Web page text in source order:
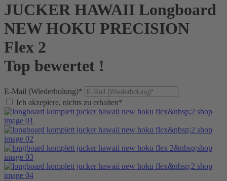
JUCKER HAWAII Longboard
NEW HOKU PRECISION
Flex 2
Top bewertet !
E-Mail (Wiederholung)*
Ich akzepiere, nichts zu erhalten*